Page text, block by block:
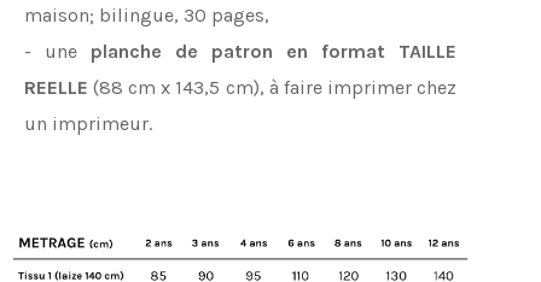
maison; bilingue, 30 pages,
- une planche de patron en format TAILLE
REELLE (88 cm x 143,5 cm), à faire imprimer chez
un imprimeur.